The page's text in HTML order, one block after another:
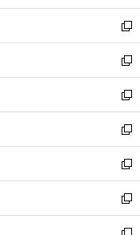
開
く
ウ
で
開
く
ン
ド
ウ
で
開
く
ウ
ィ
ン
ド
ウ
で
開
く
新
し
い
ウ
ィ
ン
ド
ウ
で
開
く
新
し
い
ウ
ィ
ン
ド
ウ
で
開
く
新
し
い
ウ
ィ
ン
ド
ウ
新
し
い
ウ
ィ
ン
新
し
い
ウ
新
し